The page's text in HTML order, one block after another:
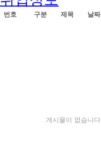
번호 구분 제목 날짜
게시물이 없습니다.